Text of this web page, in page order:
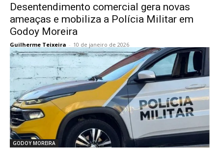
Desentendimento comercial gera novas
ameaças e mobiliza a Polícia Militar em
Godoy Moreira
Guilherme Teixeira - 10 de janeiro de 2026
GODOY MOREIRA